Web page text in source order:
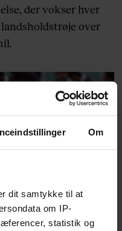
Om
dit samtykke til at
om IP-
statistik og
der vokser hver
over